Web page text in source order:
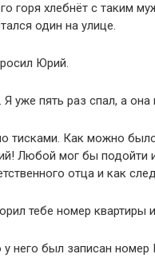
горя хлебнёт с таким
один на улице.
Юрий.
уже пять раз спал, а она
тисками. Как можно
Любой мог бы подойти
отца и как
тебе номер
него был записан